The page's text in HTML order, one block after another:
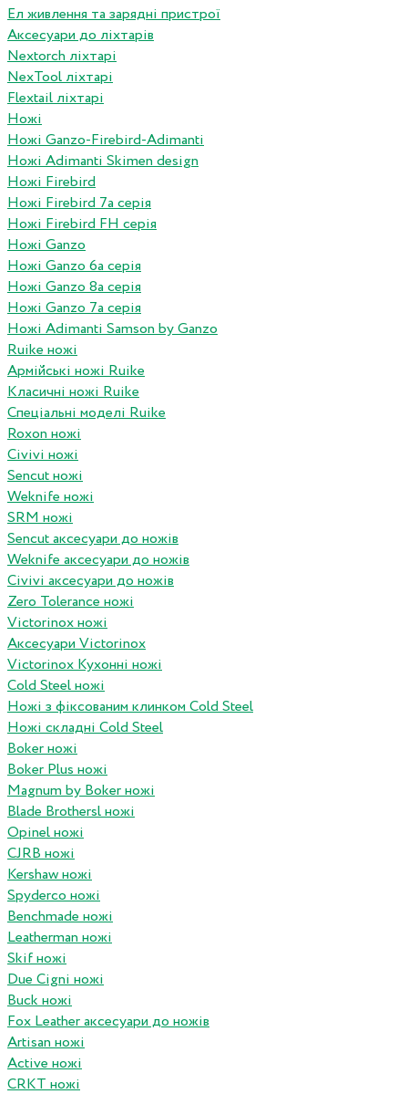
Ел живлення та зарядні пристрої
Аксесуари до ліхтарів
Nextorch ліхтарі
NexTool ліхтарі
Flextail ліхтарі
Ножі
Ножі Ganzo-Firebird-Adimanti
Ножі Adimanti Skimen design
Ножі Firebird
Ножі Firebird 7а серія
Ножі Firebird FH серія
Ножі Ganzo
Ножі Ganzo 6а серія
Ножі Ganzo 8а серія
Ножі Ganzo 7а серія
Ножі Adimanti Samson by Ganzo
Ruike ножі
Армійські ножі Ruike
Класичні ножі Ruike
Спеціальні моделі Ruike
Roxon ножi
Civivi ножі
Sencut ножі
Weknife ножі
SRM ножі
Sencut аксесуари до ножів
Weknife аксесуари до ножів
Civivi аксесуари до ножів
Zero Tolerance ножі
Victorinox ножі
Аксесуари Victorinox
Victorinox Кухонні ножі
Cold Steel ножі
Ножі з фіксованим клинком Cold Steel
Ножі складні Cold Steel
Boker ножі
Boker Plus ножі
Magnum by Boker ножі
Blade Brothersl ножі
Opinel ножі
CJRB ножі
Kershaw ножі
Spyderco ножі
Benchmade ножі
Leatherman ножі
Skif ножі
Due Cigni ножі
Buck ножі
Fox Leather аксесуари до ножів
Artisan ножі
Active ножі
CRKT ножі